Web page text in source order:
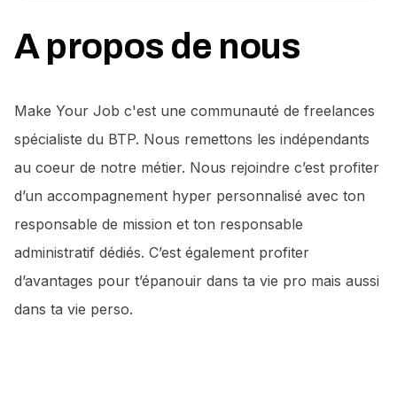
A propos de nous
Make Your Job c'est une communauté de freelances
spécialiste du BTP. Nous remettons les indépendants
au coeur de notre métier. Nous rejoindre c’est profiter
d’un accompagnement hyper personnalisé avec ton
responsable de mission et ton responsable
administratif dédiés. C’est également profiter
d’avantages pour t’épanouir dans ta vie pro mais aussi
dans ta vie perso.